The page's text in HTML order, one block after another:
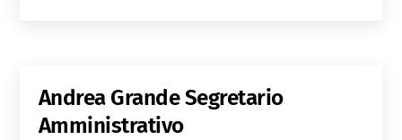
Andrea GrandeSegretario
Amministrativo